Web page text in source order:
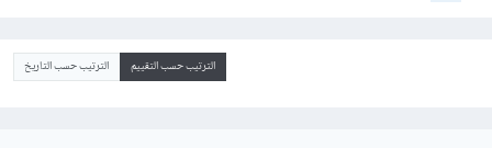
الترتيب حسب التقييم الترتيب حسب التاريخ